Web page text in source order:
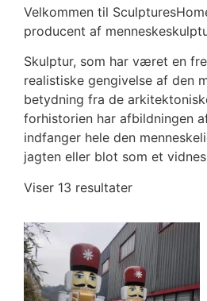
Velkommen til
producent af
Skulptur, som har været en
realistiske gengivelse af den
betydning fra de
forhistorien har afbildningen
indfanger hele den
jagten eller blot som et
Viser 13 resultater